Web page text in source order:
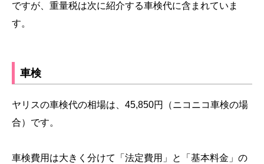
ですが、重量税は次に紹介する車検代に含まれていま
す。
車検
ヤリスの車検代の相場は、45,850円（ニコニコ車検の場
合）です。
車検費用は大きく分けて「法定費用」と「基本料金」の